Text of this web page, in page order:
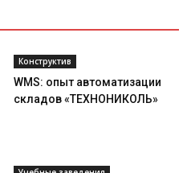
Конструктив
WMS: опыт автоматизации
складов «ТЕХНОНИКОЛЬ»